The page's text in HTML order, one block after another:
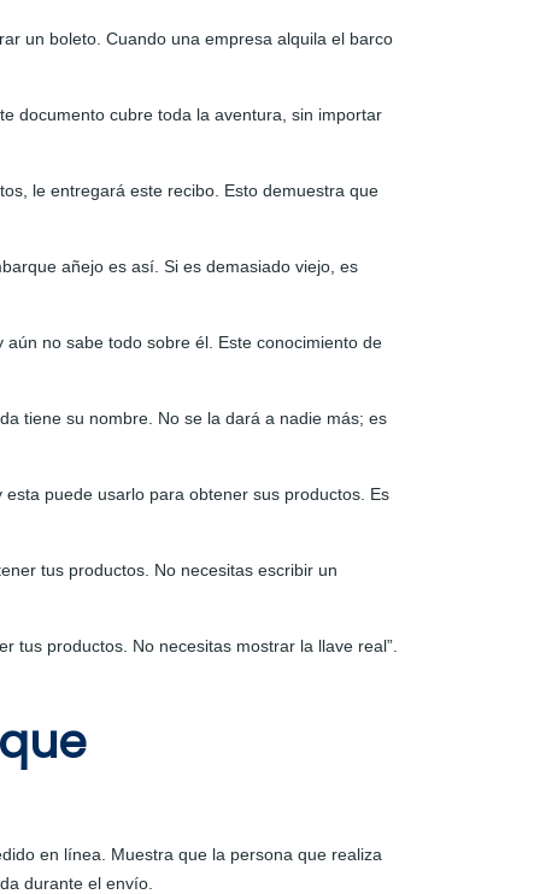
un boleto. Cuando una empresa alquila el barco
documento cubre toda la aventura, sin importar
le entregará este recibo. Esto demuestra que
añejo es así. Si es demasiado viejo, es
no sabe todo sobre él. Este conocimiento de
tiene su nombre. No se la dará a nadie más; es
puede usarlo para obtener sus productos. Es
tus productos. No necesitas escribir un
tus productos. No necesitas mostrar la llave real”.
en línea. Muestra que la persona que realiza
durante el envío.